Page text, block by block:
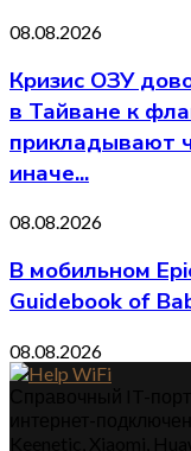
08.08.2026
Кризис ОЗУ
в Тайване к
прикладывают
иначе...
08.08.2026
В мобильном
Guidebook of
08.08.2026